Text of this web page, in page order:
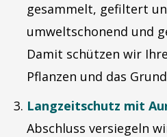
gesammelt, gefiltert
umweltschonend und
Damit schützen wir
Pflanzen und das
Langzeitschutz mit
Abschluss versiegeln